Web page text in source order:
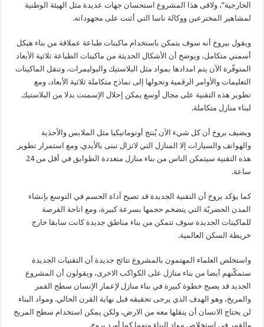
الخارجية”، ولاقى هذا المشروع استحسان جهات عديدة مثل الهيئة الوطنية
لمشاهير المخترعين ووكالة ناسا التي أثنت على مجهوداته.
ويقول بيروخ أنه سوف يتمكن باستخدام ماكينات طباعة عملاقة من بناء هيكل
أسمني متكامل، ويوضح أن الأشكال الحديثة من ماكينات الطباعة ثلاثية الأبعاد
المتوفّرة الآن يتم امدادها بمواد مثل البلاستيك والبوليمرات، وتنقل الماكينات
التعليمات والأوامر الرقمية وتحولها إلى نماذج متكاملة ثلاثية الأبعاد، ومع
تطوير هذه التقنية على مجال أوسع يمكن إحلال الإسمنت بدلا من البلاستيك
لبناء منازل متكاملة.
ويضيف بروخ أن كل شيء الآن يُنتج أوتوماتيكيا مثل الملابس والأحذية
والهواتف والسيارات إلا المنازل التي لاتزال تبنى بالأيدي. ومع استمرار تطوير
هذه التقنية سيتمكن الناس من بناء منازل متعددة الطوابق في أقل من 24
ساعة.
كما يؤكد بروخ أن التقنية الجديدة قد تصبح آداة الحسم في التوسع بإنشاء
المدن الحضريّة التي يتضخم حجمها بسرعة كبيرة، ومع اتاحة الفرصة
للماكينات الجديدة سوف تتمكن من بناء مناطق جديدة كانت سابقا خارج
خريطة السكن العالمية.
واستخلص العلماء المهتمون بالمشروع نتائج جديدة أن التقنيات الجديدة
ستمكّنهم أيضا من بناء منازل على الكواكب الاخرى، ويقولون أن المشروع
الجديد قد يصبح خطوة كبيرة في بناء منازل لإعمار الإنسان سطح القمر
والمريخ، وهو الهدف الذي يرجى تحقيقه قبل نهاية القرن الحالي. ومواد البناء
لن يحتاج الانسان أن ينقلها معه من الارض، ولكن يمكن استخدام سطح المريخ
والقمر في استخلاص مواد البناء منهما كما أورد بروخ.